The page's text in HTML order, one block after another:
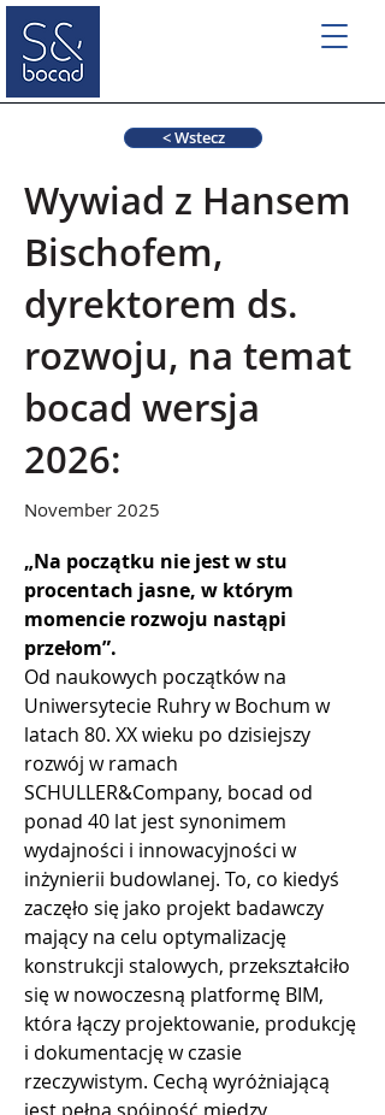
< Wstecz
Wywiad z Hansem
Bischofem,
dyrektorem ds.
rozwoju, na temat
bocad wersja
2026:
November 2025
„Na początku nie jest w stu
procentach jasne, w którym
momencie rozwoju nastąpi
przełom”.
Od naukowych początków na
Uniwersytecie Ruhry w Bochum w
latach 80. XX wieku po dzisiejszy
rozwój w ramach
SCHULLER&Company, bocad od
ponad 40 lat jest synonimem
wydajności i innowacyjności w
inżynierii budowlanej. To, co kiedyś
zaczęło się jako projekt badawczy
mający na celu optymalizację
konstrukcji stalowych, przekształciło
się w nowoczesną platformę BIM,
która łączy projektowanie, produkcję
i dokumentację w czasie
rzeczywistym. Cechą wyróżniającą